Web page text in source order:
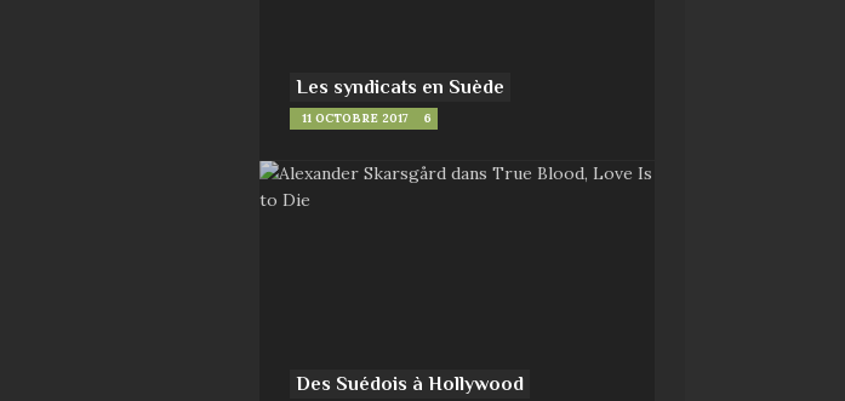
Les syndicats en Suède
11 OCTOBRE 2017 6
Des Suédois à Hollywood